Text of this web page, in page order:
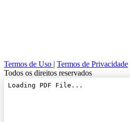
Termos de Uso | Termos de Privacidade
Todos os direitos reservados